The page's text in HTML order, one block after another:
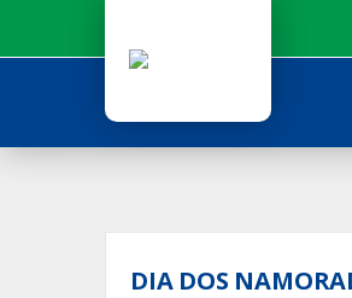
o
DIA DOS